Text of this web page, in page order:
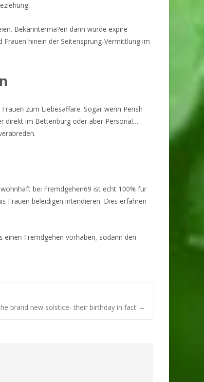
Bekannterma?en dann wurde expire
hinein der Seitensprung-Vermittlung im
zum Liebesaffare. Sogar wenn Perish
direkt im Bettenburg oder aber Personal…
bei Fremdgehen69 ist echt 100% fur
Frauen beleidigen intendieren. Dies erfahren
Fremdgehen vorhaben, sodann den
brand new solstice- their birthday in fact →